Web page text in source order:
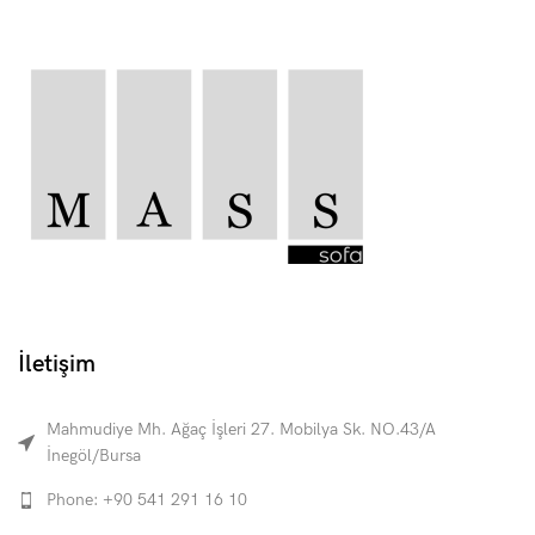
İletişim
Mahmudiye Mh. Ağaç İşleri 27. Mobilya Sk. NO.43/A
İnegöl/Bursa
Phone: +90 541 291 16 10